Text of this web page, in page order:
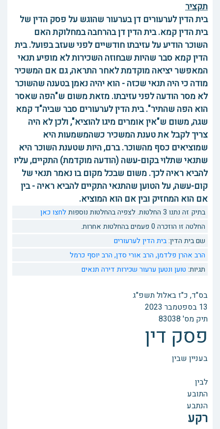
תקציר
בית הדין לערעורים דן בערעור שהוגש על פסק הדין של
בית הדין קמא. בית הדין דן בהרחבה במחלוקת האם
השוכר הודיע על עזיבתו חודשיים לפני שעזב בפועל. בית
הדין קמא סבר שהיות שבחוזה השכירות לא מופיע תנאי
המאפשר יציאה מוקדמת לאחר התראה, גם אם המשכיר
מודה כי היה תנאי שכזה - הוא יהיה נאמן בטענה שהשוכר
לא מסר הודעה לפני עזיבתו. מזאת משום ש"הפה שאסר
הוא הפה שהתיר". בית הדין לערעורים סבר שביה"ד קמא
שגה, משום ש"אין אומרים מיגו להוציא", ולכן לא היה
צריך לקבל את טענת המשכיר כשהמשמעות היא
שמוציאים כסף מהשוכר. ברם, היות שטענת השוכר היא
שתנאי שתלוי בקום-עשה (הודעה מוקדמת) התקיים, עליו
להביא ראיה לכך. משום שבכל מקום בו נאמר תנאי של
קום-עשה, על הטוען שהתנאי התקיים להביא ראיה - בין
אם הוא המחזיק ובין אם הוא המוציא.
בתיק זה נתנו 3 החלטות. לצפיה בהחלטות נוספות
לחצו כאן
החלטה זו הוזכרה 0 פעמים בהחלטות אחרות.
שם בית הדין:בית הדין לערעורים
הרב אהרן פלדמן, הרב אורי סדן, הרב יוסף כרמל
תגיות: טוען ונטען ערעור שכירות דירה תנאים
בס"ד, כ"ז באלול תשפ"ג
13 בספטמבר 2023
תיק מס' 83038
פסק דין
בעניין שבין
לבין
התובע
הנתבע
רקע